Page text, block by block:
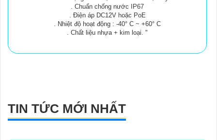
. Chuẩn chống nước IP67
. Điện áp DC12V hoặc PoE
. Nhiệt độ hoạt động : -40° C ~ +60° C
. Chất liệu nhựa + kim loại. "
TIN TỨC MỚI NHẤT